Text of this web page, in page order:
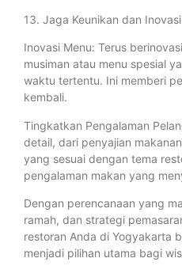
13. Jaga Keunikan dan Inovasi
Inovasi Menu: Terus
musiman atau menu spesial
waktu tertentu. Ini memberi
kembali.
Tingkatkan Pengalaman
detail, dari penyajian
yang sesuai dengan tema
pengalaman makan yang
Dengan perencanaan yang
ramah, dan strategi
restoran Anda di Yogyakarta
menjadi pilihan utama bagi